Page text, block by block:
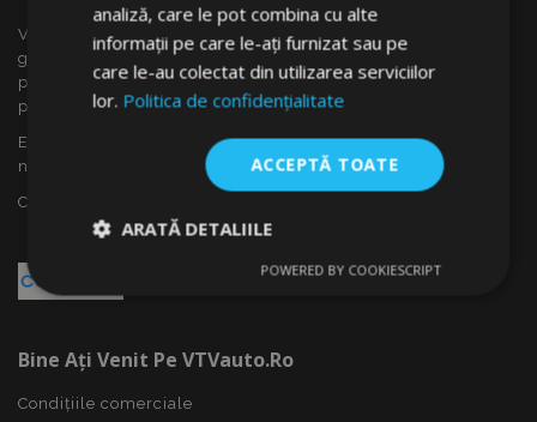
VTVauto este un vânzător cu amănuntul și distrubuitor en
gros al accesoriilor auto din Slovacia, cum ar fi: capace
pentru roti, deflectoare pentru geamuri(paravînturi), huse
pentru autoturisme, covorașe, huse și rame cromate ...
Ești interesat de dropshipping sau vrei să devii partenerul
nostru?
Contactează-ne azi!
Bine Ați Venit Pe VTVauto.ro
Condițiile comerciale
analiză, care le pot combina cu alte
informații pe care le-ați furnizat sau pe
care le-au colectat din utilizarea serviciilor
lor. Politica de confidențialitate
ACCEPTĂ TOATE
ARATĂ DETALIILE
necesare
De
De
POWERED BY COOKIESCRIPT